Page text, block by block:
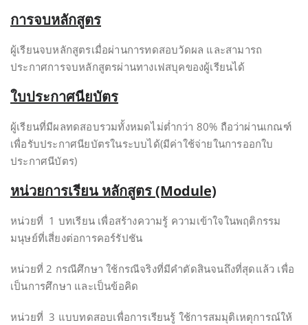
การจบหลักสูตร
ผู้เรียนจบหลักสูตรเมื่อผ่านการทดสอบวัดผล และสามารถ
ประกาศการจบหลักสูตรผ่านทางเฟสบุคของผู้เรียนได้
ใบประกาศนียบัตร
ผู้เรียนที่มีผลทดสอบรวมทั้งหมดไม่ต่ำกว่า 80% ถือว่าผ่านเกณฑ์
เพื่อรับประกาศนียบัตรในระบบได้(มีค่าใช้จ่ายในการออกใบ
ประกาศนีบัตร)
หน่วยการเรียน หลักสูตร (Module)
หน่วยที่ 1 บทเรียน เพื่อสร้างความรู้ ความเข้าใจในพฤติกรรม
มนุษย์ที่เสี่ยงต่อการคอร์รัปชัน
หน่วยที่ 2 กรณีศึกษา ใช้กรณีจริงที่มีคำตัดสินจนถึงที่สุดแล้ว เพื่อ
เป็นการศึกษา และเป็นข้อคิด
หน่วยที่ 3 แบบทดสอบเพื่อการเรียนรู้ ใช้การสมมุติเหตุการณ์ให้